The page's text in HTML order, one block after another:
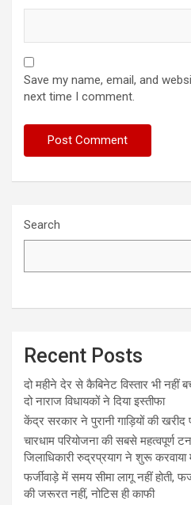
Save my name, email, and
next time I comment.
Search
Recent Posts
दो महीने देर से कैबिनेट विस्तार भी नहीं
दो नाराज विधायकों ने दिया इस्तीफा
केंद्र सरकार ने पुरानी गाड़ियों की
चारधाम परियोजना की सबसे महत्वपूर्ण
जिलाधिकारी रुद्रप्रयाग ने शुरू
फर्जीवाड़े में समय सीमा लागू नहीं होती,
की जरूरत नहीं, नोटिस ही काफी